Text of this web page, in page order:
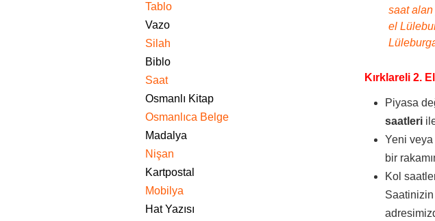
saat alan
el
Kırklareli 2.
Piyasa
saatleri
Yeni veya
bir
Kol
Saatinizin
Tablo
Vazo
Silah
Biblo
Saat
Osmanlı Kitap
Osmanlıca Belge
Madalya
Nişan
Kartpostal
Mobilya
Hat Yazısı